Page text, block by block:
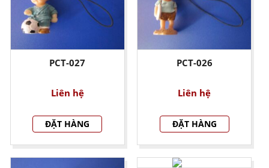
PCT-027
Liên hệ
ĐẶT HÀNG
PCT-026
Liên hệ
ĐẶT HÀNG